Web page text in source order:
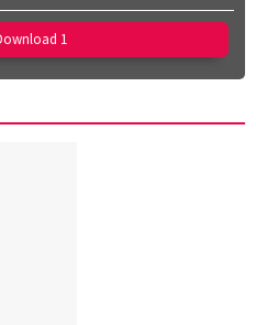
Effendi,
Nurul
Ravika
1